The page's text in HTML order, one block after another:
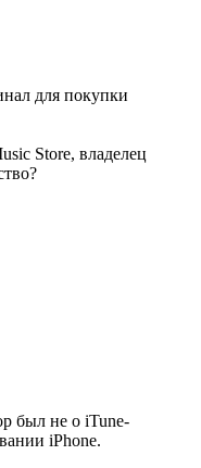
для покупки
Store, владелец
был не о iTune-
iPhone.